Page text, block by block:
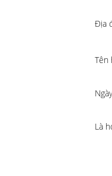
Địa
Tên
Là